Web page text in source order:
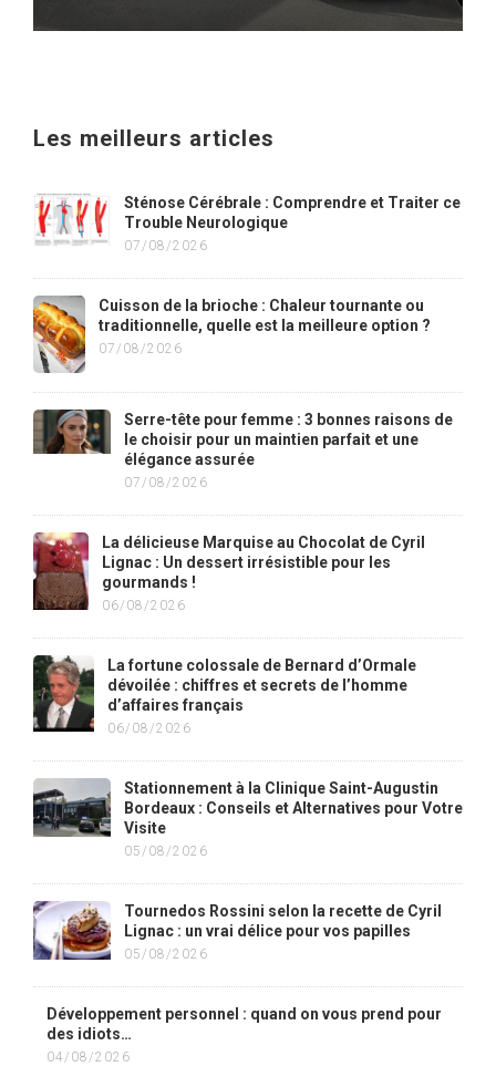
Les meilleurs articles
Sténose Cérébrale : Comprendre et Traiter ce
Trouble Neurologique
07/08/2026
Cuisson de la brioche : Chaleur tournante ou
traditionnelle, quelle est la meilleure option ?
07/08/2026
Serre-tête pour femme : 3 bonnes raisons de
le choisir pour un maintien parfait et une
élégance assurée
07/08/2026
La délicieuse Marquise au Chocolat de Cyril
Lignac : Un dessert irrésistible pour les
gourmands !
06/08/2026
La fortune colossale de Bernard d’Ormale
dévoilée : chiffres et secrets de l’homme
d’affaires français
06/08/2026
Stationnement à la Clinique Saint-Augustin
Bordeaux : Conseils et Alternatives pour Votre
Visite
05/08/2026
Tournedos Rossini selon la recette de Cyril
Lignac : un vrai délice pour vos papilles
05/08/2026
Développement personnel : quand on vous prend pour
des idiots…
04/08/2026